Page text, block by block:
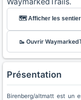
🗺️ Afficher les
🥾 Ouvrir
Présentation
Birenberg/altmatt est un